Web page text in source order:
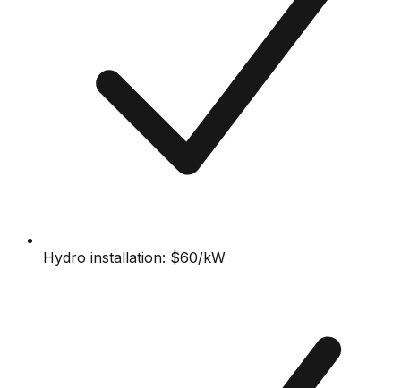
Hydro installation: $60/kW